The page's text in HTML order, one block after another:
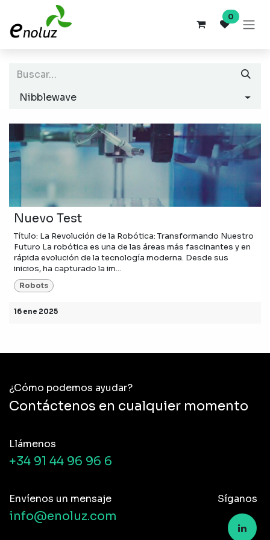
Ir al contenido
0
Nibblewave
Nuevo Test
Título: La Revolución de la Robótica: Transformando Nuestro
Futuro La robótica es una de las áreas más fascinantes y en
rápida evolución de la tecnología moderna. Desde sus
inicios, ha capturado la im...
Robots
16 ene 2025
¿Cómo podemos ayudar?
Contáctenos en cualquier momento
Llámenos
+34 91 44 96 96 6
Envíenos un mensaje
info@enoluz.com
Síganos